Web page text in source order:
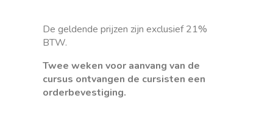
De geldende prijzen zijn exclusief 21%
BTW.
Twee weken voor aanvang van de
cursus ontvangen de cursisten een
orderbevestiging.